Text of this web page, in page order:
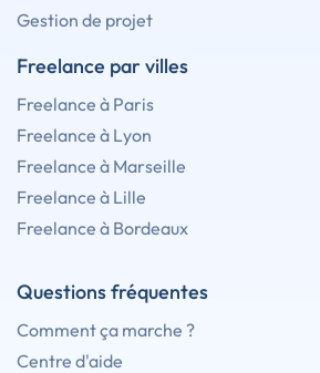
Gestion de projet
Freelance par villes
Freelance à Paris
Freelance à Lyon
Freelance à Marseille
Freelance à Lille
Freelance à Bordeaux
Questions fréquentes
Comment ça marche ?
Centre d'aide